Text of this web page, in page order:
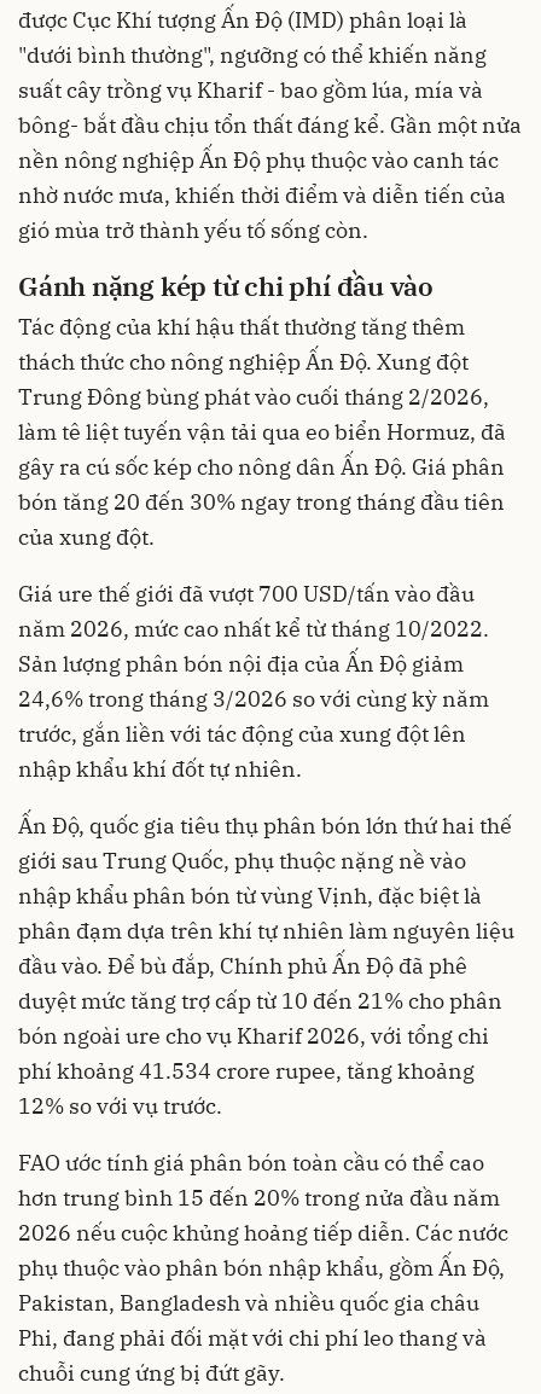
được Cục Khí tượng Ấn Độ (IMD) phân loại là
"dưới bình thường", ngưỡng có thể khiến năng
suất cây trồng vụ Kharif - bao gồm lúa, mía và
bông- bắt đầu chịu tổn thất đáng kể. Gần một nửa
nền nông nghiệp Ấn Độ phụ thuộc vào canh tác
nhờ nước mưa, khiến thời điểm và diễn tiến của
gió mùa trở thành yếu tố sống còn.
Gánh nặng kép từ chi phí đầu vào
Tác động của khí hậu thất thường tăng thêm
thách thức cho nông nghiệp Ấn Độ. Xung đột
Trung Đông bùng phát vào cuối tháng 2/2026,
làm tê liệt tuyến vận tải qua eo biển Hormuz, đã
gây ra cú sốc kép cho nông dân Ấn Độ. Giá phân
bón tăng 20 đến 30% ngay trong tháng đầu tiên
của xung đột.
Giá ure thế giới đã vượt 700 USD/tấn vào đầu
năm 2026, mức cao nhất kể từ tháng 10/2022.
Sản lượng phân bón nội địa của Ấn Độ giảm
24,6% trong tháng 3/2026 so với cùng kỳ năm
trước, gắn liền với tác động của xung đột lên
nhập khẩu khí đốt tự nhiên.
Ấn Độ, quốc gia tiêu thụ phân bón lớn thứ hai thế
giới sau Trung Quốc, phụ thuộc nặng nề vào
nhập khẩu phân bón từ vùng Vịnh, đặc biệt là
phân đạm dựa trên khí tự nhiên làm nguyên liệu
đầu vào. Để bù đắp, Chính phủ Ấn Độ đã phê
duyệt mức tăng trợ cấp từ 10 đến 21% cho phân
bón ngoài ure cho vụ Kharif 2026, với tổng chi
phí khoảng 41.534 crore rupee, tăng khoảng
12% so với vụ trước.
FAO ước tính giá phân bón toàn cầu có thể cao
hơn trung bình 15 đến 20% trong nửa đầu năm
2026 nếu cuộc khủng hoảng tiếp diễn. Các nước
phụ thuộc vào phân bón nhập khẩu, gồm Ấn Độ,
Pakistan, Bangladesh và nhiều quốc gia châu
Phi, đang phải đối mặt với chi phí leo thang và
chuỗi cung ứng bị đứt gãy.